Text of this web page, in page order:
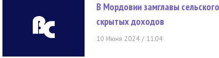
В Мордовии замглавы
скрытых доходов
10 Июня 2024 / 11:04